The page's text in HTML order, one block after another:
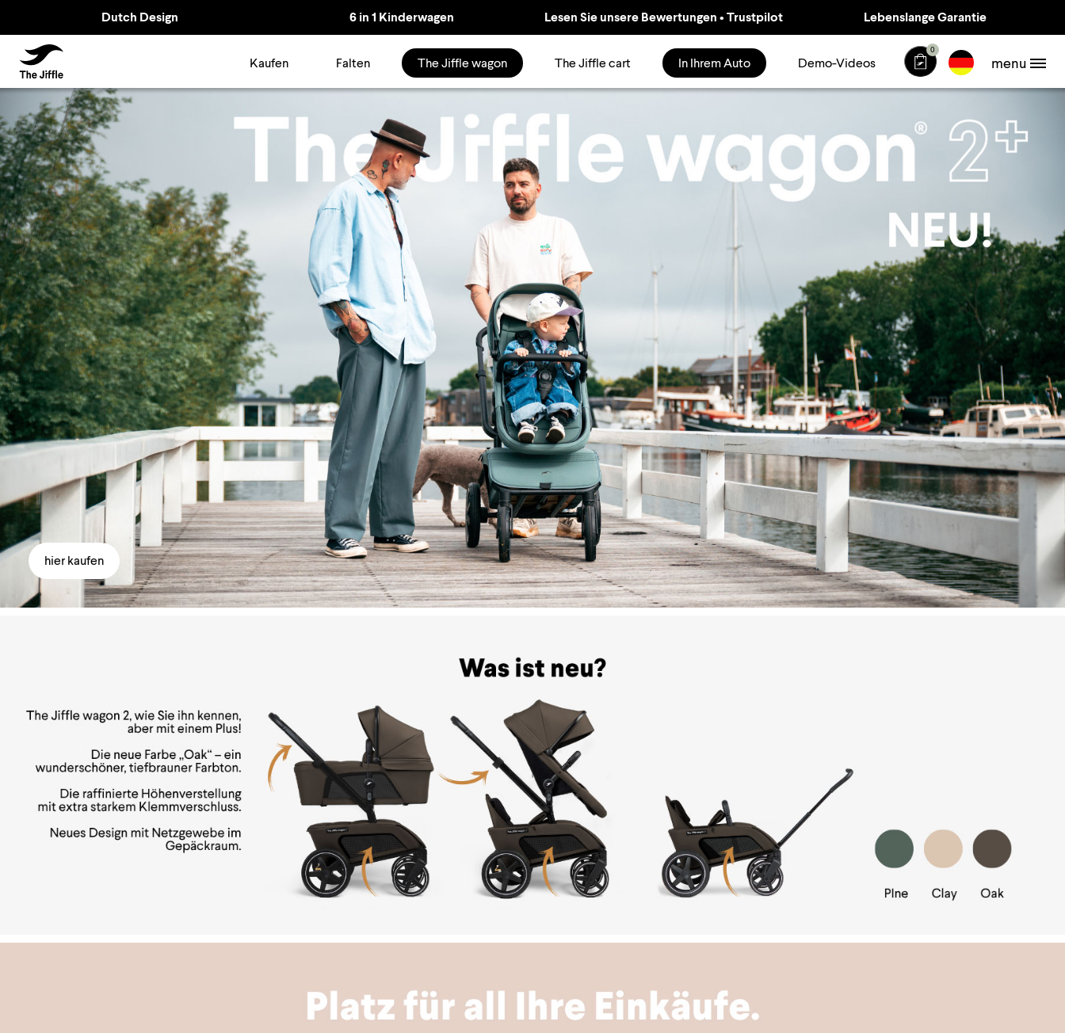
Dutch Design 6 in 1 Kinderwagen Lesen Sie unsere Bewertungen • Trustpilot Lebenslange Garantie
TheJiffle Kaufen Falten The Jiffle wagon The Jiffle cart In Ihrem Auto Demo-Videos
0
menu
hier kaufen